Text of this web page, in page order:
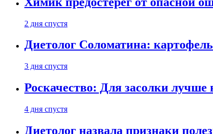
2 дня спустя
Диетолог Соломатина:
3 дня спустя
Роскачество: Для засолки лучше
4 дня спустя
Диетолог назвала признаки